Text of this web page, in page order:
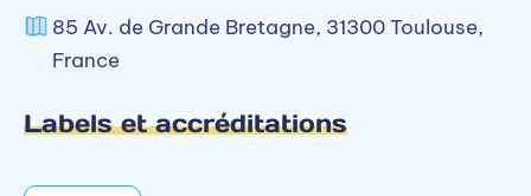
85 Av. de Grande Bretagne, 31300 Toulouse,
France
Labels et accréditations